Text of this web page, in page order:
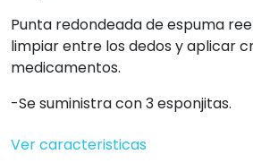
Punta redondeada de espuma
limpiar entre los dedos y aplicar
medicamentos.
-Se suministra con 3 esponjitas.
Ver caracteristicas